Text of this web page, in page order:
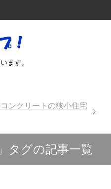
ます。
ンクリートの狭小住宅
タグの記事一覧